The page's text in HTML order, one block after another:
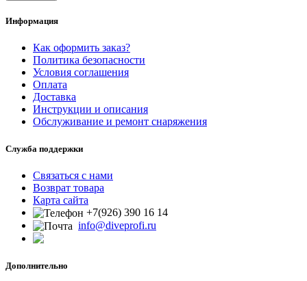
Информация
Как оформить заказ?
Политика безопасности
Условия соглашения
Оплата
Доставка
Инструкции и описания
Обслуживание и ремонт снаряжения
Служба поддержки
Связаться с нами
Возврат товара
Карта сайта
+7(926) 390 16 14
info@diveprofi.ru
Дополнительно